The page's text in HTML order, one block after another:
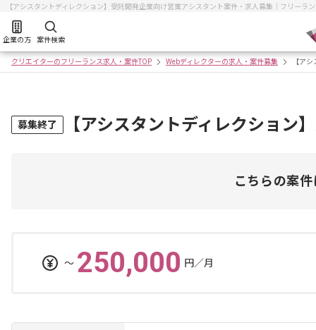
【アシスタントディレクション】受託開発企業向け営業アシスタント案件・求人募集｜フリーラ
企業の方 案件検索
クリエイターのフリーランス求人・案件TOP Webディレクターの求人・案件募集 【ア
募集終了 【アシスタントディレクション
こちらの案
〜 250,000 円／月